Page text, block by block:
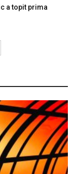
a topit prima